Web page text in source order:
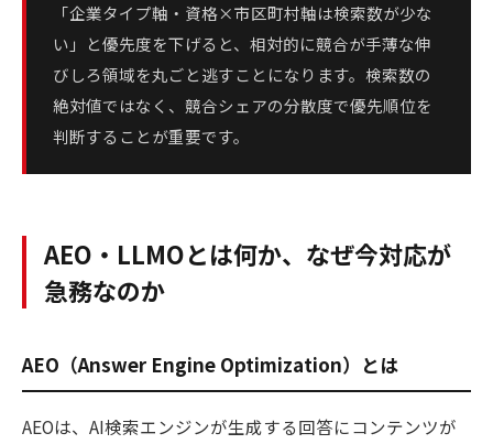
「企業タイプ軸・資格×市区町村軸は検索数が少な
い」と優先度を下げると、相対的に競合が手薄な伸
びしろ領域を丸ごと逃すことになります。検索数の
絶対値ではなく、競合シェアの分散度で優先順位を
判断することが重要です。
AEO・LLMOとは何か、なぜ今対応が
急務なのか
AEO（Answer Engine Optimization）とは
AEOは、AI検索エンジンが生成する回答にコンテンツが